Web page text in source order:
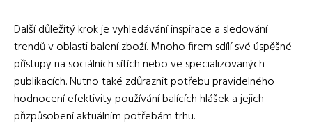
Další důležitý krok je vyhledávání inspirace a sledování
trendů v oblasti balení zboží. Mnoho firem sdílí své úspěšné
přístupy na sociálních sítích nebo ve specializovaných
publikacích. Nutno také zdůraznit potřebu pravidelného
hodnocení efektivity používání balících hlášek a jejich
přizpůsobení aktuálním potřebám trhu.